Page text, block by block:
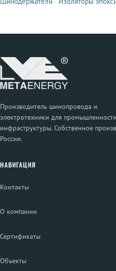
Производитель шинопровода и
электротехники для
инфраструктуры. Собственное
России.
НАВИГАЦИЯ
Контакты
О компании
Сертификаты
Объекты